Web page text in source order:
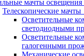
мачты освещения
Телескопические мачты
Осветительные
светодиодными
Осветительные
галогенными
Механические